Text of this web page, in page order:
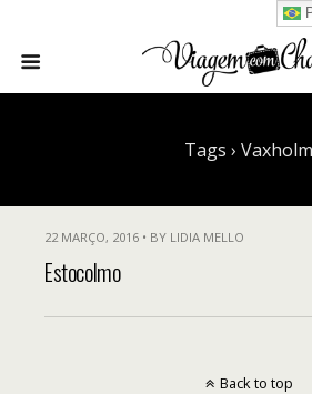
Tags › Vaxholm
22 MARÇO, 2016 • BY LIDIA MELLO
Estocolmo
Back to top